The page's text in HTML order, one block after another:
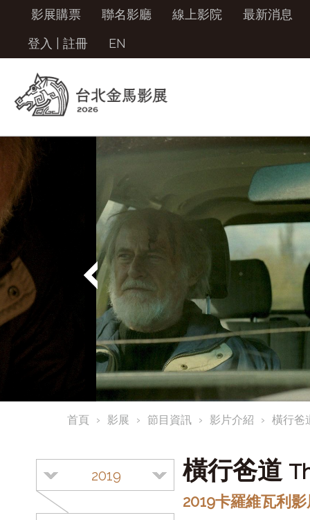
影展購票 聯名影廳 線上影院
最新消息
登入
註冊 EN
首頁 影展 節目資訊 影片介紹 橫行爸
2019 橫行爸道
2019卡羅維瓦利